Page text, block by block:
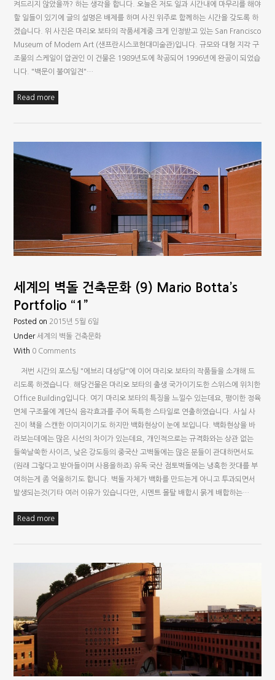
켜드리지 않았을까? 하는 생각을 합니다. 오늘은 저도 일과 시간내에 마무리를 해야
할 일들이 있기에 글의 설명은 배제를 하며 사진 위주로 함께하는 시간을 갖도록 하
겠습니다. 위 사진은 마리오 보타의 작품세계중 크게 인정받고 있는 San Francisco
Museum of Modern Art (샌프란시스코현대미술관)입니다. 규모와 대형 지각 구
조물의 스케일이 압권인 이 건물은 1989년도에 착공되어 1996년에 완공이 되었습
니다. "백문이 불여일견"…
Read more
세계의 벽돌 건축문화 (9) Mario Botta’s
Portfolio “1”
Posted on 2015년 5월 6일
Under 세계의 벽돌 건축문화
With 0 Comments
저번 시간의 포스팅 "에브리 대성당"에 이어 마리오 보타의 작품들을 소개해 드
리도록 하겠습니다. 해당건물은 마리오 보타의 출생 국가이기도한 스위스에 위치한
Office Building입니다. 여기 마리오 보타의 특징을 느낄수 있는데요, 평이한 정육
면체 구조물에 계단식 음각효과를 주어 독특한 스타일로 연출하였습니다. 사실 사
진이 책을 스캔한 이미지이기도 하지만 백화현상이 눈에 보입니다. 백화현상을 바
라보는데에는 많은 시선의 차이가 있는데요, 개인적으로는 규격화와는 상관 없는
들쑥날쑥한 사이즈, 낮은 강도등의 중국산 고벽돌에는 많은 분들이 관대하면서도
(원래 그렇다고 받아들이며 사용을하죠) 유독 국산 점토벽돌에는 냉혹한 잣대를 부
여하는게 좀 억울하기도 합니다. 벽돌 자체가 백화를 만드는게 아니고 투과되면서
발생되는것(기타 여러 이유가 있습니다만, 시멘트 몰탈 배합시 묽게 배합하는…
Read more